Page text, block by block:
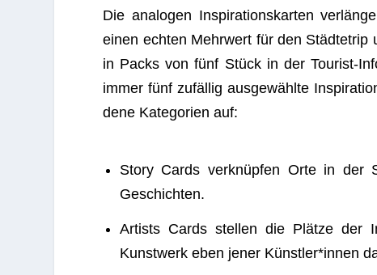
Die ana­lo­gen Inspi­ra­ti­ons­kar­ten
einen ech­ten Mehr­wert für den
in Packs von fünf Stück in der Tou­rist-
immer fünf zufäl­lig aus­ge­wählte
dene Kate­go­rien auf:
Story Cards ver­knüp­fen Orte in der
Geschichten.
Artists Cards stel­len die Plätze der
Kunst­werk eben jener Künstler*innen